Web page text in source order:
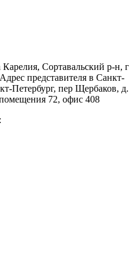
Сортавальский р-н, г
представителя в Санкт-
Петербург, пер Щербаков, д.
72, офис 408